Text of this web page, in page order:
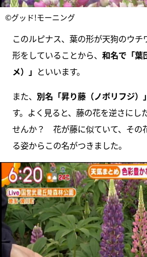
©グッド!モーニング
このルピナス、葉の形が天狗のウチ
形をしていることから、 和名で「葉
メ）」 といいます。
また、 別名「昇り藤（ノボリフジ）」
す。よく見ると、藤の花を逆さにし
せんか？ 花が藤に似ていて、その
る姿からこの名がつきました。